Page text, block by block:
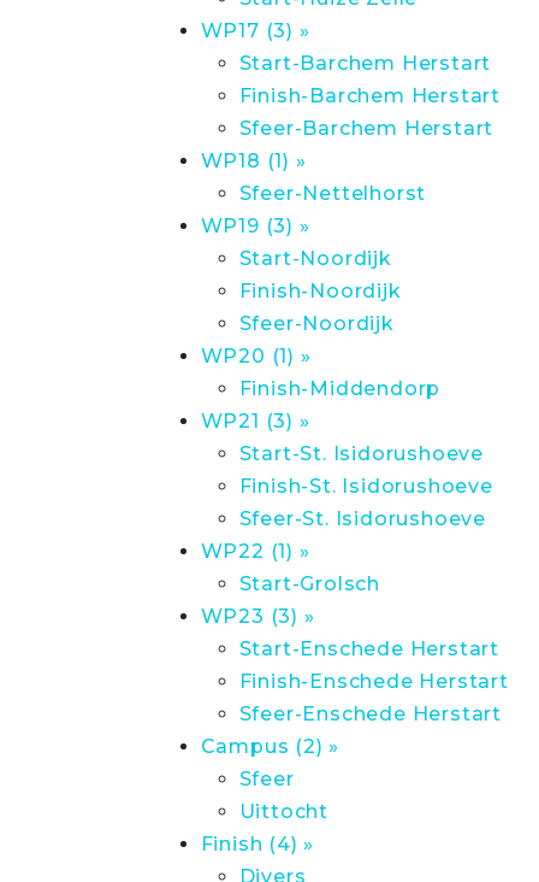
WP17 (3) »
Start-Barchem Herstart
Finish-Barchem Herstart
Sfeer-Barchem Herstart
WP18 (1) »
Sfeer-Nettelhorst
WP19 (3) »
Start-Noordijk
Finish-Noordijk
Sfeer-Noordijk
WP20 (1) »
Finish-Middendorp
WP21 (3) »
Start-St. Isidorushoeve
Finish-St. Isidorushoeve
Sfeer-St. Isidorushoeve
WP22 (1) »
Start-Grolsch
WP23 (3) »
Start-Enschede Herstart
Finish-Enschede Herstart
Sfeer-Enschede Herstart
Campus (2) »
Sfeer
Uittocht
Finish (4) »
Divers